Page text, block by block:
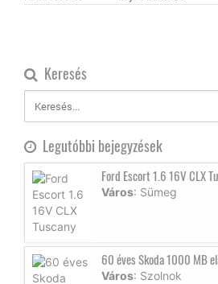
Keresés
Legutóbbi bejegyzések
Ford Escort 1.6 16V CLX
Város: Sümeg
60 éves Skoda 1000 MB
Város: Szolnok